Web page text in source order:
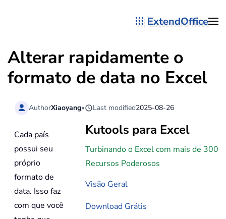
ExtendOffice
Alterar rapidamente o
formato de data no Excel
AuthorXiaoyang• Last modified2025-08-26
Kutools para Excel
Turbinando o Excel com mais de 300
Recursos Poderosos
Visão Geral
Download Grátis
Cada país
possui seu
próprio
formato de
data. Isso faz
com que você